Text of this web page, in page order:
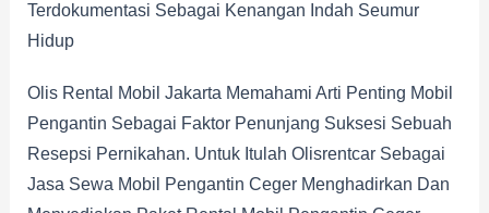
Terdokumentasi Sebagai Kenangan Indah Seumur
Hidup
Olis Rental Mobil Jakarta Memahami Arti Penting Mobil
Pengantin Sebagai Faktor Penunjang Suksesi Sebuah
Resepsi Pernikahan. Untuk Itulah Olisrentcar Sebagai
Jasa Sewa Mobil Pengantin Ceger Menghadirkan Dan